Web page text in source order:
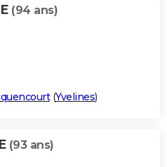
(94 ans)
(Yvelines)
(93 ans)